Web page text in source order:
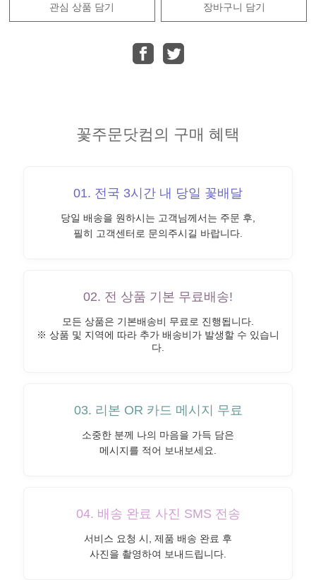
관심 상품 담기 장바구니 담기
꽃주문닷컴의 구매 혜택
01. 전국 3시간 내 당일 꽃배달
당일 배송을 원하시는 고객님께서는 주문 후,
필히 고객센터로 문의주시길 바랍니다.
02. 전 상품 기본 무료배송!
모든 상품은 기본배송비 무료로 진행됩니다.
※ 상품 및 지역에 따라 추가 배송비가 발생할 수 있습니
다.
03. 리본 OR 카드 메시지 무료
소중한 분께 나의 마음을 가득 담은
메시지를 적어 보내보세요.
04. 배송 완료 사진 SMS 전송
서비스 요청 시, 제품 배송 완료 후
사진을 촬영하여 보내드립니다.